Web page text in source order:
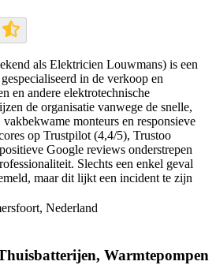
als Elektricien Louwmans) is een
in de verkoop en
en andere elektrotechnische
de organisatie vanwege de snelle,
monteurs en responsieve
op Trustpilot (4,4/5), Trustoo
Google reviews onderstrepen
Slechts een enkel geval
maar dit lijkt een incident te zijn
Nederland
Warmtepompen